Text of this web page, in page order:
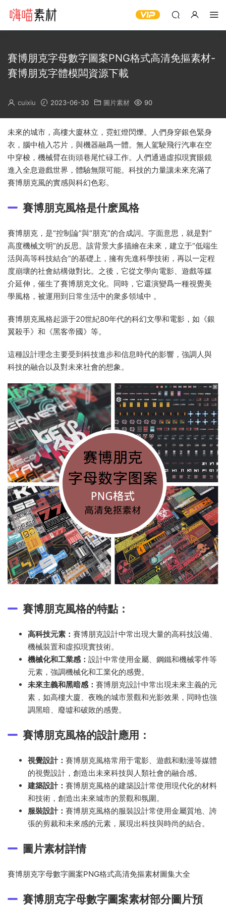
賽博朋克字母數字圖案PNG格式高清免摳素材-
賽博朋克字體模闆資源下載
cuixiu 2023-06-30 圖片素材 90
未來的城市，高樓大廈林立，霓虹燈閃爍。人們身穿銀色緊身
衣，腦中植入芯片，與機器融爲一體。無人駕駛飛行汽車在空
中穿梭，機械臂在街頭巷尾忙碌工作。人們通過虛拟現實眼鏡
進入全息遊戲世界，體驗無限可能。科技的力量讓未來充滿了
賽博朋克風的實感與科幻色彩。
賽博朋克風格是什麽風格
賽博朋克，是“控制論”與“朋克”的合成詞。字面意思，就是對”
高度機械文明”的反思。該背景大多描繪在未來，建立于“低端生
活與高等科技結合”的基礎上，擁有先進科學技術，再以一定程
度崩壞的社會結構做對比。之後，它從文學向電影、遊戲等媒
介延伸，催生了賽博朋克文化。同時，它還演變爲一種視覺美
學風格，被運用到日常生活中的衆多領域中 。
賽博朋克風格起源于20世紀80年代的科幻文學和電影，如《銀
翼殺手》和《黑客帝國》等。
這種設計理念主要受到科技進步和信息時代的影響，強調人與
科技的融合以及對未來社會的想象。
賽博朋克風格的特點：
高科技元素： 賽博朋克設計中常出現大量的高科技設備、
機械裝置和虛拟現實技術。
機械化和工業感： 設計中常使用金屬、鋼鐵和機械零件等
元素，強調機械化和工業化的感覺。
未來主義和黑暗感： 賽博朋克設計中常出現未來主義的元
素，如高樓大廈、夜晚的城市景觀和光影效果，同時也強
調黑暗、廢墟和破敗的感覺。
賽博朋克風格的設計應用：
視覺設計： 賽博朋克風格常用于電影、遊戲和動漫等媒體
的視覺設計，創造出未來科技與人類社會的融合感。
建築設計： 賽博朋克風格的建築設計常使用現代化的材料
和技術，創造出未來城市的景觀和氛圍。
服裝設計： 賽博朋克風格的服裝設計常使用金屬質地、誇
張的剪裁和未來感的元素，展現出科技與時尚的結合。
圖片素材詳情
賽博朋克字母數字圖案PNG格式高清免摳素材圖集大全
賽博朋克字母數字圖案素材部分圖片預